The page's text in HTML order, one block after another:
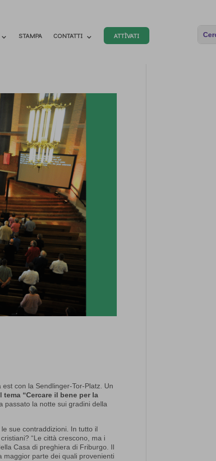
STAMPA CONTATTI ATTÌVATI
con la Sendlinger-Tor-Platz. Un
tema “Cercare il bene per la
passato la notte sui gradini della
sue contraddizioni. In tutto il
“Le città crescono, ma i
Casa di preghiera di Friburgo. Il
parte dei quali provenienti